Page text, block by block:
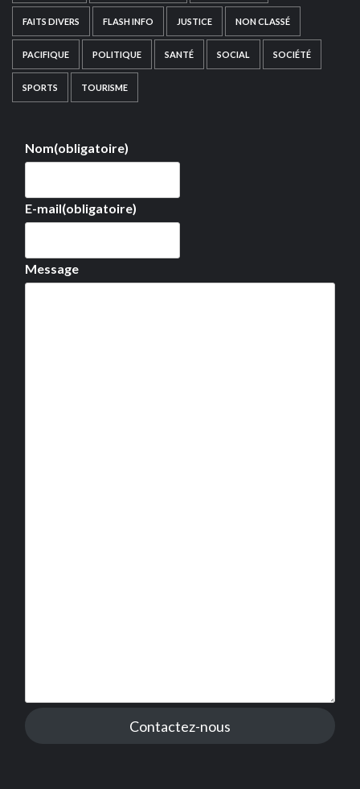
FAITS DIVERS FLASH INFO JUSTICE NON CLASSÉ
PACIFIQUE POLITIQUE SANTÉ SOCIAL SOCIÉTÉ
SPORTS TOURISME
Nom(obligatoire)
E-mail(obligatoire)
Message
Contactez-nous